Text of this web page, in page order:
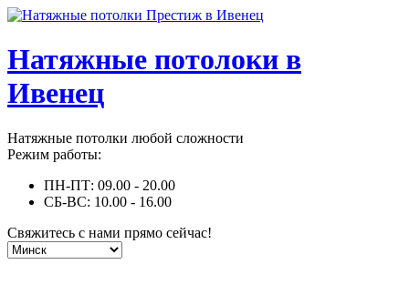
Натяжные потолоки в
Ивенец
Натяжные потолки любой сложности
Режим работы:
ПН-ПТ: 09.00 - 20.00
СБ-ВС: 10.00 - 16.00
Свяжитесь с нами прямо сейчас!